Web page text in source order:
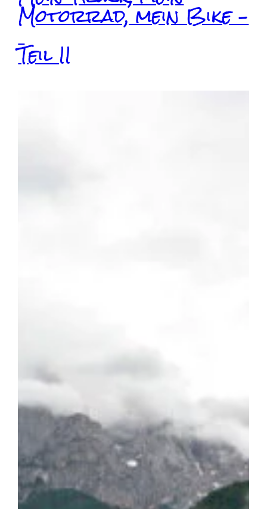
Motorrad, mein Bike –
Teil II